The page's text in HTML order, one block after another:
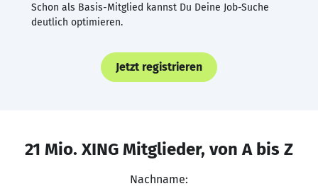
Schon als Basis-Mitglied kannst Du Deine Job-Suche
deutlich optimieren.
Jetzt registrieren
21 Mio. XING Mitglieder, von A bis Z
Nachname: